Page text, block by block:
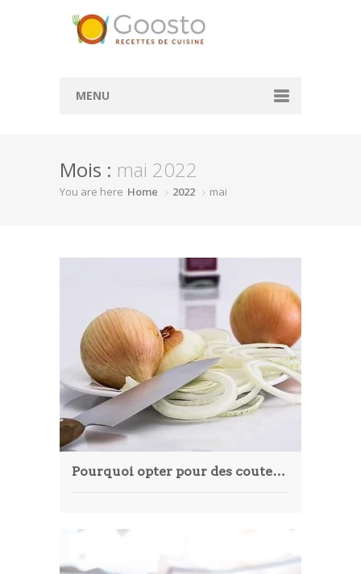
MENU
Convertisseur de mesure
Convertisseur cl en g
Rechercher des recettes
À la une
Article
Aliments
Europe
Contact
Mois : mai 2022
You are here Home 2022 mai
Pourquoi opter pour des couteaux de cuisine japonais ?